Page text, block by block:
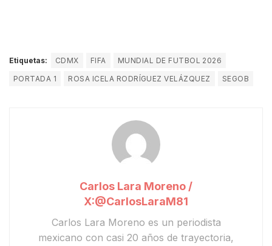
Etiquetas: CDMX FIFA
MUNDIAL DE FUTBOL 2026
PORTADA 1
ROSA ICELA RODRÍGUEZ VELÁZQUEZ SEGOB
Carlos Lara Moreno /
X:@CarlosLaraM81
Carlos Lara Moreno es un periodista
mexicano con casi 20 años de trayectoria,